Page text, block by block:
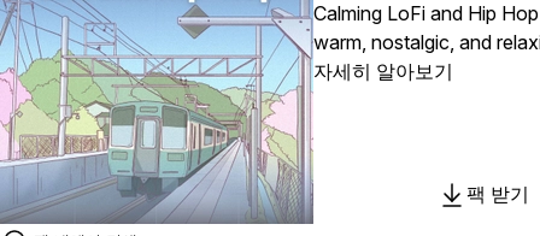
Calming LoFi and Hip
warm, nostalgic, and
beats and late-night
자세히 알아보기
팩 받기